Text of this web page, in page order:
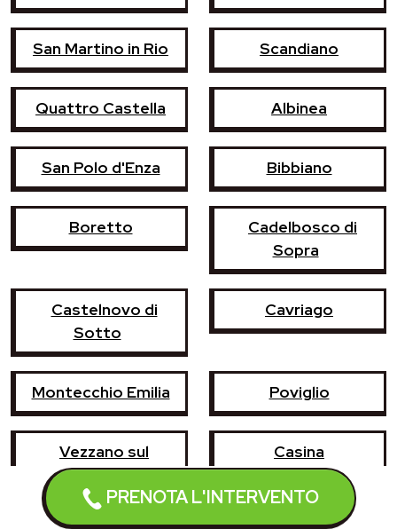
PRENOTA L'INTERVENTO
San Martino in Rio Scandiano
Quattro Castella Albinea
San Polo d'Enza Bibbiano
Boretto
Cadelbosco di
Sopra
Castelnovo di
Sotto
Cavriago
Montecchio Emilia Poviglio
Vezzano sul
Crostolo
Casina